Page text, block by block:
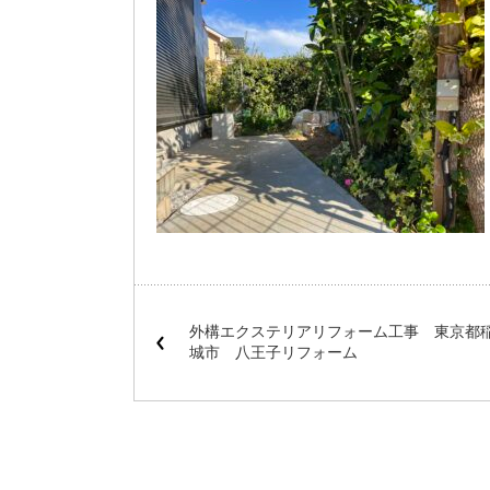
外構エクステリアリフォーム工事 東京都
城市 八王子リフォーム